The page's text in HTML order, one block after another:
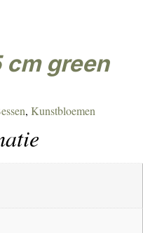
cm green
, Kunstbloemen